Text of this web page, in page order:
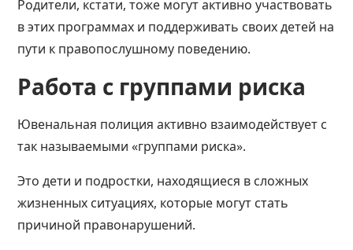
Родители, кстати, тоже могут активно участвовать
в этих программах и поддерживать своих детей на
пути к правопослушному поведению.
Работа с группами риска
Ювенальная полиция активно взаимодействует с
так называемыми «группами риска».
Это дети и подростки, находящиеся в сложных
жизненных ситуациях, которые могут стать
причиной правонарушений.